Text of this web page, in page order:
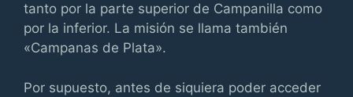
tanto por la parte superior de Campanilla como
por la inferior. La misión se llama también
«Campanas de Plata».
Por supuesto, antes de siquiera poder acceder